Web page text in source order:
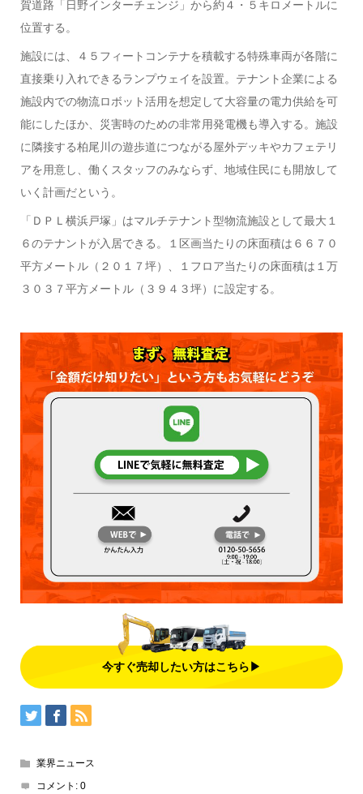
賀道路「日野インターチェンジ」から約４・５キロメートルに
位置する。
施設には、４５フィートコンテナを積載する特殊車両が各階に
直接乗り入れできるランプウェイを設置。テナント企業による
施設内での物流ロボット活用を想定して大容量の電力供給を可
能にしたほか、災害時のための非常用発電機も導入する。施設
に隣接する柏尾川の遊歩道につながる屋外デッキやカフェテリ
アを用意し、働くスタッフのみならず、地域住民にも開放して
いく計画だという。
「ＤＰＬ横浜戸塚」はマルチテナント型物流施設として最大１
６のテナントが入居できる。１区画当たりの床面積は６６７０
平方メートル（２０１７坪）、１フロア当たりの床面積は１万
３０３７平方メートル（３９４３坪）に設定する。
今すぐ売却したい方はこちら▶
業界ニュース
コメント: 0